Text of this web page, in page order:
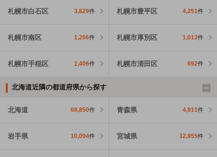
札幌市白石区 3,829件 札幌市豊平区 4,251件
札幌市南区 1,266件 札幌市厚別区 1,013件
札幌市手稲区 1,406件 札幌市清田区 692件
北海道近隣の都道府県から探す
北海道 68,850件 青森県 4,911件
岩手県 10,094件 宮城県 32,955件